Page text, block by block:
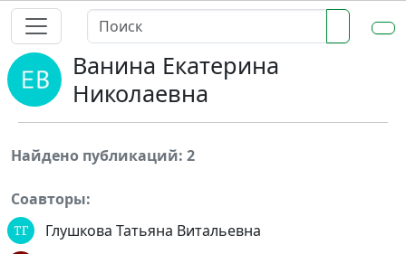
Ванина Екатерина
Николаевна
Найдено публикаций: 2
Соавторы:
Глушкова Татьяна Витальевна